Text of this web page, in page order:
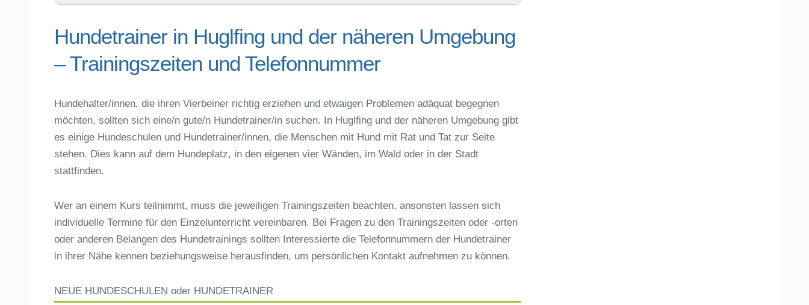
Hundetrainer in Huglfing und der näheren Umgebung – Trainingszeiten und Telefonnummer
Das macht einen guten Hundetrainer aus
Hundeführerschein für die Region Weilheim-Schongau – Online-Test
Hundezubehör für das Training und Hundespielzeug zur Beschäftigung
Preisvergleich der Hundeschulen in Huglfing
Hundeschulen vs. Hundesportvereine in Huglfing
So findet man den richtigen Hundetrainer in Huglfing
Darum lohnt sich der Besuch einer Hundeschule
Hundetrainer in Huglfing und der näheren Umgebung
– Trainingszeiten und Telefonnummer
Hundehalter/innen, die ihren Vierbeiner richtig erziehen und etwaigen Problemen adäquat begegnen
möchten, sollten sich eine/n gute/n Hundetrainer/in suchen. In Huglfing und der näheren Umgebung gibt
es einige Hundeschulen und Hundetrainer/innen, die Menschen mit Hund mit Rat und Tat zur Seite
stehen. Dies kann auf dem Hundeplatz, in den eigenen vier Wänden, im Wald oder in der Stadt
stattfinden.
Wer an einem Kurs teilnimmt, muss die jeweiligen Trainingszeiten beachten, ansonsten lassen sich
individuelle Termine für den Einzelunterricht vereinbaren. Bei Fragen zu den Trainingszeiten oder -orten
oder anderen Belangen des Hundetrainings sollten Interessierte die Telefonnummern der Hundetrainer
in ihrer Nähe kennen beziehungsweise herausfinden, um persönlichen Kontakt aufnehmen zu können.
NEUE HUNDESCHULEN oder HUNDETRAINER